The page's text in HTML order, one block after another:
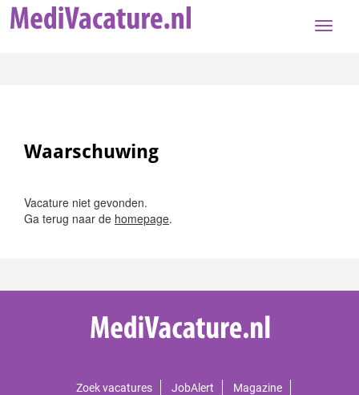
Toggle
Waarschuwing
Vacature niet gevonden.
Ga terug naar de homepage.
Zoek vacatures JobAlert
Magazine